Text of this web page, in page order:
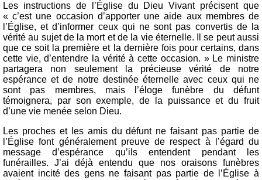
Les instructions de l’Église du Dieu Vivant précisent que
« c’est une occasion d’apporter une aide aux membres de
l’Église, et d’informer ceux qui ne sont pas convertis de la
vérité au sujet de la mort et de la vie éternelle. Il se peut aussi
que ce soit la première et la dernière fois pour certains, dans
cette vie, d’entendre la vérité à cette occasion. » Le ministre
partagera non seulement la précieuse vérité de notre
espérance et de notre destinée éternelle avec ceux qui ne
sont pas membres, mais l’éloge funèbre du défunt
témoignera, par son exemple, de la puissance et du fruit
d’une vie menée selon Dieu.
Les proches et les amis du défunt ne faisant pas partie de
l’Église font généralement preuve de respect à l’égard du
message d’espérance qu’ils entendent pendant les
funérailles. J’ai déjà entendu que nos oraisons funèbres
avaient incité des gens ne faisant pas partie de l’Église à